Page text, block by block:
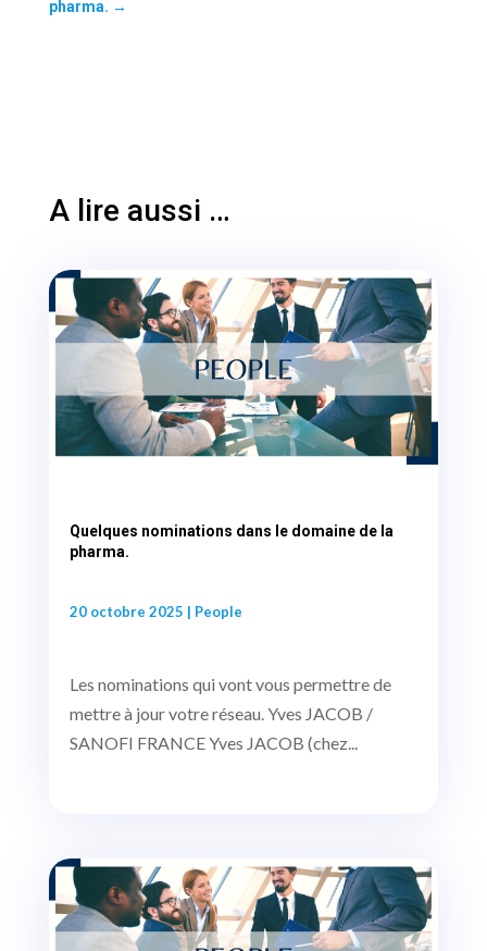
pharma. →
A lire aussi …
Quelques nominations dans le domaine de la
pharma.
20 octobre 2025 | People
Les nominations qui vont vous permettre de
mettre à jour votre réseau. Yves JACOB /
SANOFI FRANCE Yves JACOB (chez...